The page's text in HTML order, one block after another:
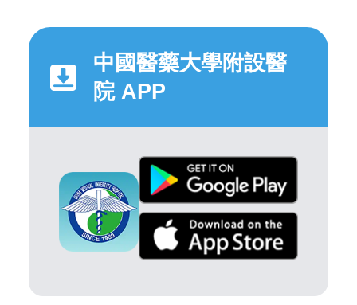
中國醫藥大學附設醫
院 APP